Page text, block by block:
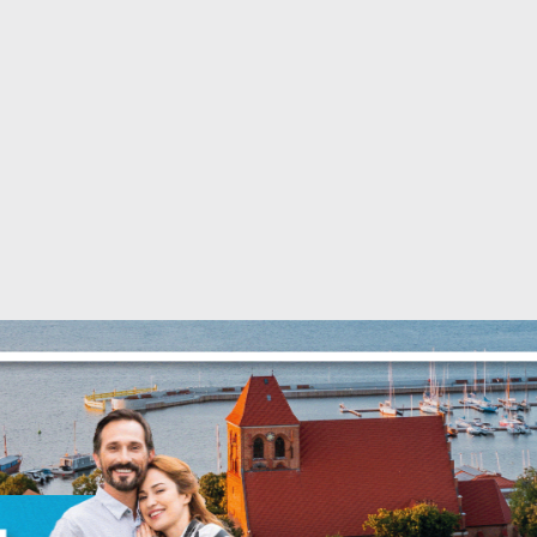
Twoją prywatność. Możesz zmienić ustawienia cookies lub
je wszystkie. W dowolnym momencie możesz dokonać
ustawień.
pliki cookies służą do prawidłowego funkcjonowania strony